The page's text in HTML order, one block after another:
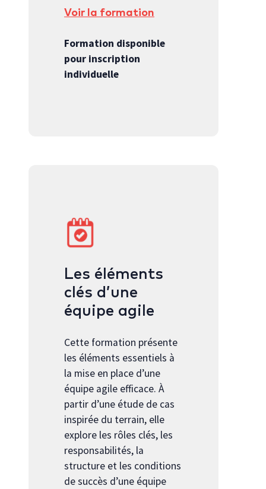
Voir la formation
Formation disponible
pour inscription
individuelle
Les éléments
clés d’une
équipe agile
Cette formation présente
les éléments essentiels à
la mise en place d’une
équipe agile efficace. À
partir d’une étude de cas
inspirée du terrain, elle
explore les rôles clés, les
responsabilités, la
structure et les conditions
de succès d’une équipe